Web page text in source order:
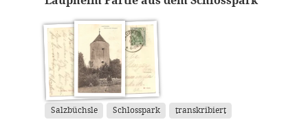
Salzbüchsle Schlosspark transkribiert